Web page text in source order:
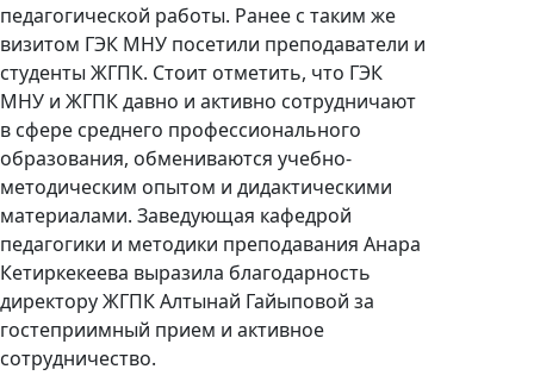
педагогической работы. Ранее с таким же
визитом ГЭК МНУ посетили преподаватели и
студенты ЖГПК. Стоит отметить, что ГЭК
МНУ и ЖГПК давно и активно сотрудничают
в сфере среднего профессионального
образования, обмениваются учебно-
методическим опытом и дидактическими
материалами. Заведующая кафедрой
педагогики и методики преподавания Анара
Кетиркекеева выразила благодарность
директору ЖГПК Алтынай Гайыповой за
гостеприимный прием и активное
сотрудничество.